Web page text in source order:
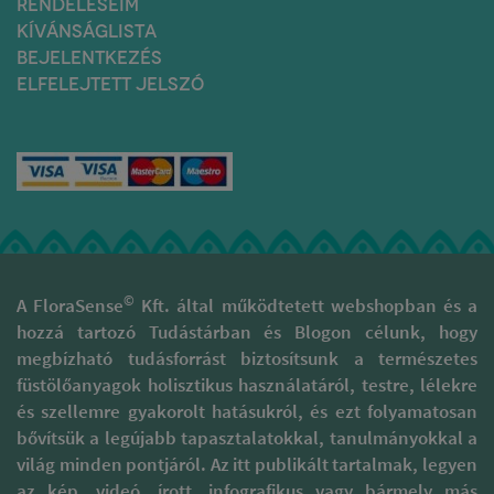
javítják, egyre inkább
összhangba kerülnek a
környezetbarát
irányvonalakkal.
tisztelettel járnak el, hogy az
illatok valódi minőségét
megóvják. Támogatják a
hagyományokkal rendelkező
területek fenntartását és
füstölőpálcikáik különböznek
a piaci forgalomban
megtalálható szagosított
pálcáktól, melyek 95 %-a
folyékony szintetikus
parfümbe és illatanyagba
mártott szénalapú pálcika.
Ezzel szemben prémium
füstölőpálcikáikat kizárólag
természetes alapanyagok
RENDELÉSEIM
KÍVÁNSÁGLISTA
BEJELENTKEZÉS
ELFELEJTETT JELSZÓ
A FloraSense© Kft. által működtetett webshopban és a
hozzá tartozó Tudástárban és Blogon célunk, hogy
megbízható tudásforrást biztosítsunk a természetes
füstölőanyagok holisztikus használatáról, testre, lélekre
és szellemre gyakorolt hatásukról, és ezt folyamatosan
bővítsük a legújabb tapasztalatokkal, tanulmányokkal a
világ minden pontjáról. Az itt publikált tartalmak, legyen